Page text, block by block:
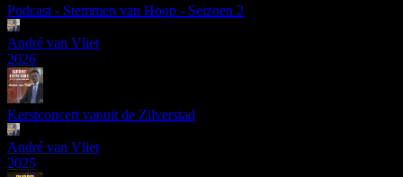
Podcast - Stemmen van Hoop - Seizoen 2
André van Vliet
2026
Kerstconcert vanuit de Zilverstad
André van Vliet
2025